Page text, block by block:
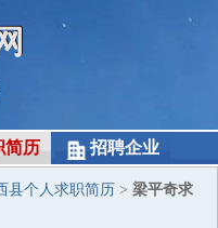
简历 招聘企业
县个人求职简历 > 梁平奇求